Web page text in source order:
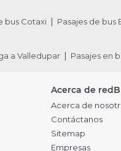
bus Cotaxi Pasajes de bus
a Valledupar Pasajes en
Acerca de
Acerca de
Contáctanos
Sitemap
Empresas